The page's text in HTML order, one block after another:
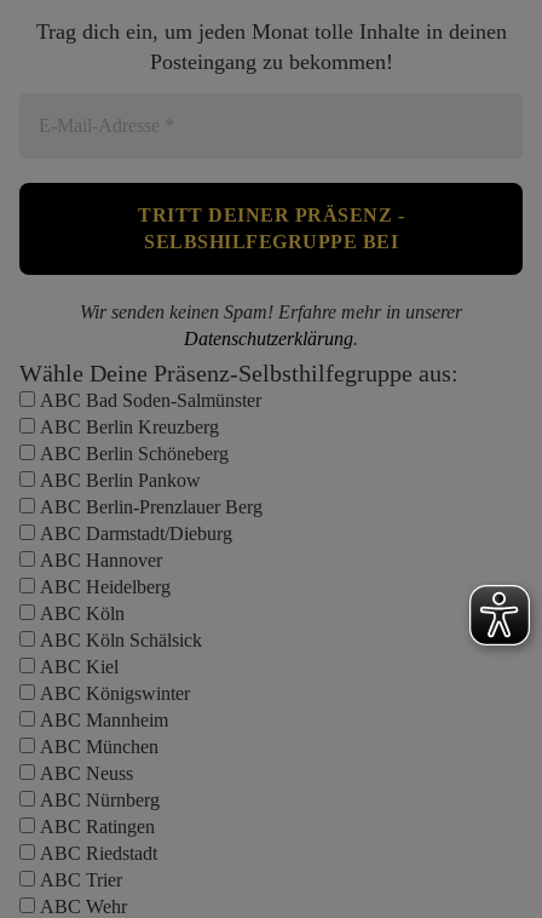
Trag dich ein, um jeden Monat tolle Inhalte in deinen
Posteingang zu bekommen!
Wir senden keinen Spam! Erfahre mehr in unserer
Datenschutzerklärung.
Wähle Deine Präsenz-Selbsthilfegruppe aus:
ABC Bad Soden-Salmünster
ABC Berlin Kreuzberg
ABC Berlin Schöneberg
ABC Berlin Pankow
ABC Berlin-Prenzlauer Berg
ABC Darmstadt/Dieburg
ABC Hannover
ABC Heidelberg
ABC Köln
ABC Köln Schälsick
ABC Kiel
ABC Königswinter
ABC Mannheim
ABC München
ABC Neuss
ABC Nürnberg
ABC Ratingen
ABC Riedstadt
ABC Trier
ABC Wehr